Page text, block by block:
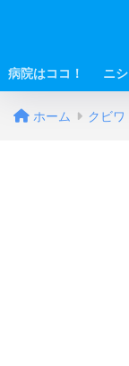
病院はココ！ ニ
ホーム クビワ